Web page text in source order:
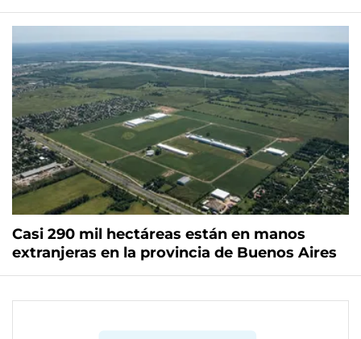
Casi 290 mil hectáreas están en manos
extranjeras en la provincia de Buenos Aires